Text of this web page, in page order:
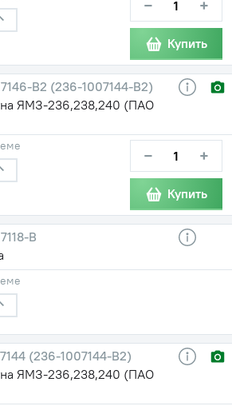
− +
Купить
В2 (236-1007144-В2)
ЯМЗ-236,238,240 (ПАО
− +
Купить
В
(236-1007144-В2)
ЯМЗ-236,238,240 (ПАО